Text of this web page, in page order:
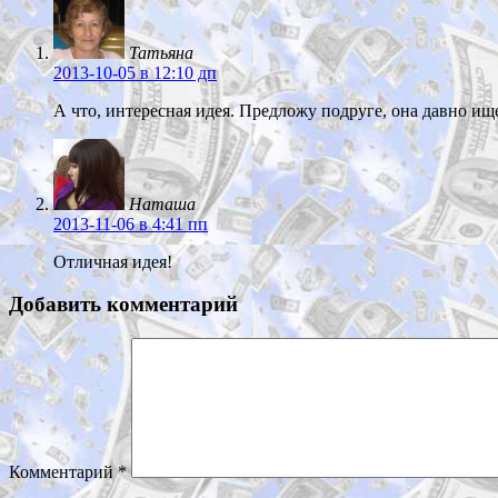
Татьяна
2013-10-05 в 12:10 дп
А что, интересная идея. Предложу подруге, она давно
Наташа
2013-11-06в 4:41 пп
Отличная идея!
Добавить комментарий
Комментарий*